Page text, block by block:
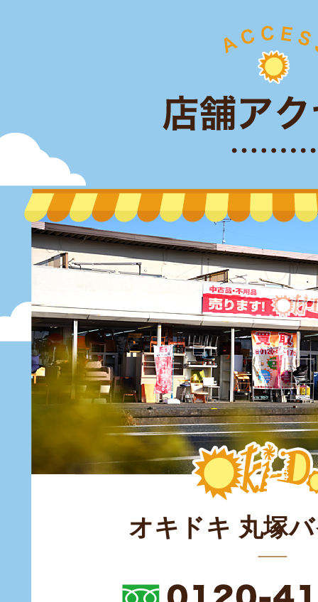
オキドキ 丸塚